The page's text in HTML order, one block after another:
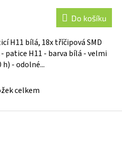
Do košíku
H11 bílá, 18x tříčipová SMD
patice H11 - barva bílá - velmi
- odolné...
O
l
celkem